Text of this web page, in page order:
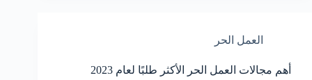
العمل الحر
أهم مجالات العمل الحر الأكثر طلبًا لعام 2023